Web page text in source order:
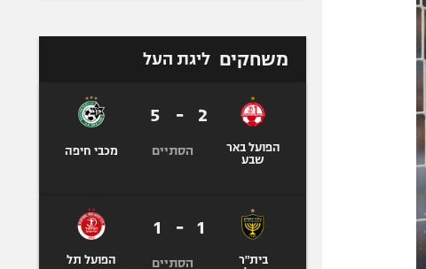
משחקים ליגת העל
הפועל באר
שבע
2
-
5
הסתיים מכבי חיפה
בית"ר
1
-
1
הסתיים
הפועל תל